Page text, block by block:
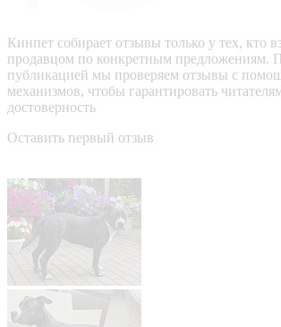
Кинпет собирает отзывы только у тех, кто
продавцом по конкретным предложениям.
публикацией мы проверяем отзывы с
механизмов, чтобы гарантировать
достоверность
Оставить первый отзыв